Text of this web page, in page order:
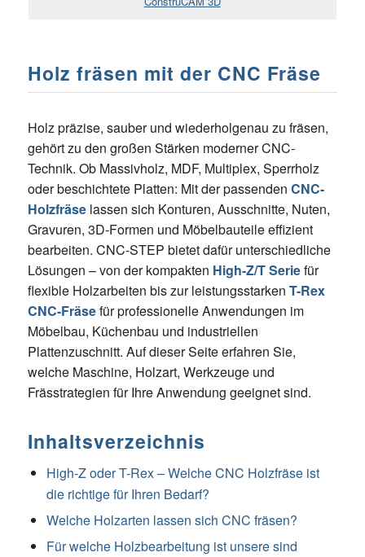
Holz fräsen mit der CNC Fräse
Holz präzise, sauber und wiederholgenau zu fräsen,
gehört zu den großen Stärken moderner CNC-
Technik. Ob Massivholz, MDF, Multiplex, Sperrholz
oder beschichtete Platten: Mit der passenden CNC-
Holzfräselassen sich Konturen, Ausschnitte, Nuten,
Gravuren, 3D-Formen und Möbelbauteile effizient
bearbeiten. CNC-STEP bietet dafür unterschiedliche
Lösungen – von der kompakten High-Z/T Seriefür
flexible Holzarbeiten bis zur leistungsstarken T-Rex
CNC-Fräsefür professionelle Anwendungen im
Möbelbau, Küchenbau und industriellen
Plattenzuschnitt. Auf dieser Seite erfahren Sie,
welche Maschine, Holzart, Werkzeuge und
Frässtrategien für Ihre Anwendung geeignet sind.
Inhaltsverzeichnis
High-Z oder T-Rex – Welche CNC Holzfräse ist
die richtige für Ihren Bedarf?
Welche Holzarten lassen sich CNC fräsen?
Für welche Holzbearbeitung ist unsere sind